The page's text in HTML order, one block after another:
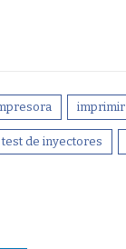
imprimir
test de inyectores